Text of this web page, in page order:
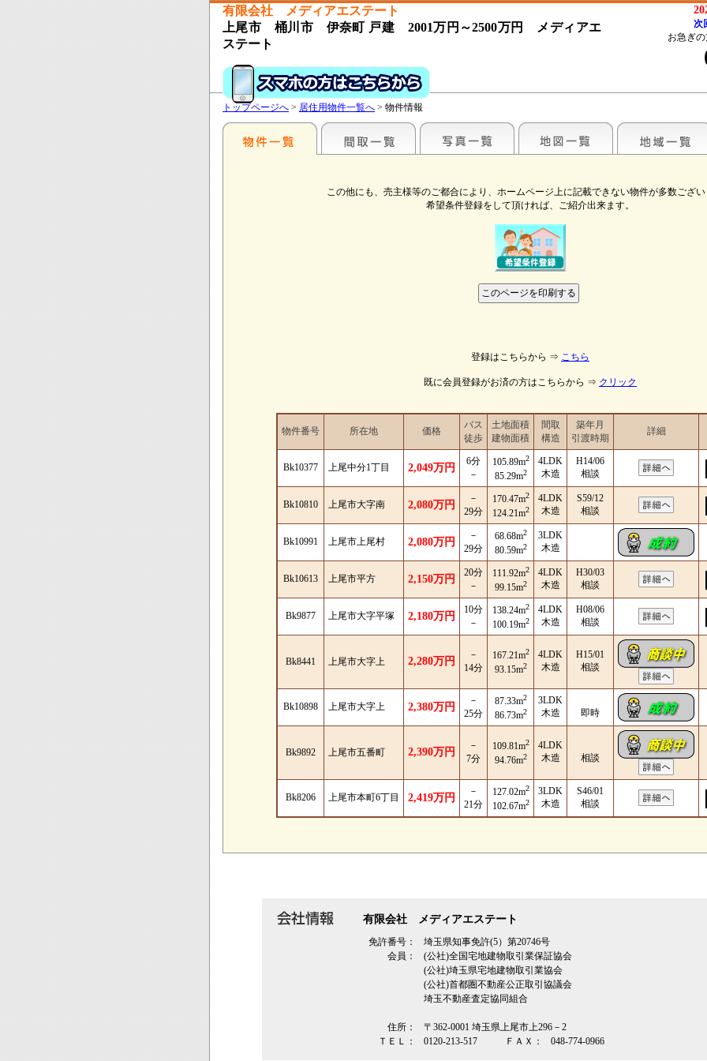
次
有限会社 メディアエステート
上尾市 桶川市 伊奈町 戸建 2001万円～2500万円 メディアエ
ステート
お急ぎ
トップページへ > 居住用物件一覧へ > 物件情報
この他にも、売主様等のご都合により、ホームページ上に記載できない物件が多数ござ
希望条件登録をして頂ければ、ご紹介出来ます。
登録はこちらから ⇒ こちら
既に会員登録がお済の方はこちらから ⇒ クリック
物件番号 所在地 価格
バス
徒歩
土地面積
建物面積
間取
構造
築年月
引渡時期
詳細
Bk10377 上尾中分1丁目 2,049万円
6分
－
105.89m2
85.29m2
4LDK
木造
H14/06
相談
Bk10810 上尾市大字南 2,080万円
－
29分
170.47m2
124.21m2
4LDK
木造
S59/12
相談
Bk10991 上尾市上尾村 2,080万円
－
29分
68.68m2
80.59m2
3LDK
木造
Bk10613 上尾市平方 2,150万円
20分
－
111.92m2
99.15m2
4LDK
木造
H30/03
相談
Bk9877 上尾市大字平塚 2,180万円
10分
－
138.24m2
100.19m2
4LDK
木造
H08/06
相談
Bk8441 上尾市大字上 2,280万円
－
14分
167.21m2
93.15m2
4LDK
木造
H15/01
相談
Bk10898 上尾市大字上 2,380万円
－
25分
87.33m2
86.73m2
3LDK
木造
即時
Bk9892 上尾市五番町 2,390万円
－
7分
109.81m2
94.76m2
4LDK
木造
相談
Bk8206 上尾市本町6丁目 2,419万円
－
21分
127.02m2
102.67m2
3LDK
木造
S46/01
相談
有限会社 メディアエステート
免許番号：
埼玉県知事免許(5）第20746号
会員：
(公社)全国宅地建物取引業保証協会
(公社)埼玉県宅地建物取引業協会
(公社)首都圏不動産公正取引協議会
埼玉不動産査定協同組合
住所：
〒362‐0001 埼玉県上尾市上296－2
ＴＥＬ：
0120-213-517 ＦＡＸ： 048-774-0966